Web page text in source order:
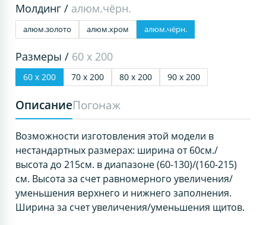
Молдинг / алюм.чёрн.
алюм.золото алюм.хром алюм.чёрн.
Размеры / 60 х 200
60 х 200 70 х 200 80 х 200 90 х 200
ОписаниеПогонаж
Возможности изготовления этой модели в
нестандартных размерах: ширина от 60см./
высота до 215см. в диапазоне (60-130)/(160-215)
см. Высота за счет равномерного увеличения/
уменьшения верхнего и нижнего заполнения.
Ширина за счет увеличения/уменьшения щитов.